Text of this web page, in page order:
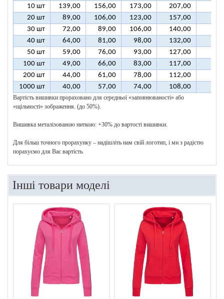
10 шт
139,00 156,00 173,00 207,00
20 шт
89,00 106,00 123,00 157,00
30 шт
72,00 89,00 106,00 140,00
40 шт
64,00 81,00 98,00 132,00
50 шт
59,00 76,00 93,00 127,00
100 шт
49,00 66,00 83,00 117,00
200 шт
44,00 61,00 78,00 112,00
1000 шт
40,00 57,00 74,00 108,00
Вартість вишивки прораховано для середньої «заповнюваності» або
«щільності» зображення. (до 50%).
Вишивка металізованою ниткою: +30% до вартості вишивки.
Для більш точного прорахунку – надішліть нам свій логотип, і ми з радістю
порахуємо для Вас вартість.
Інші товари моделі